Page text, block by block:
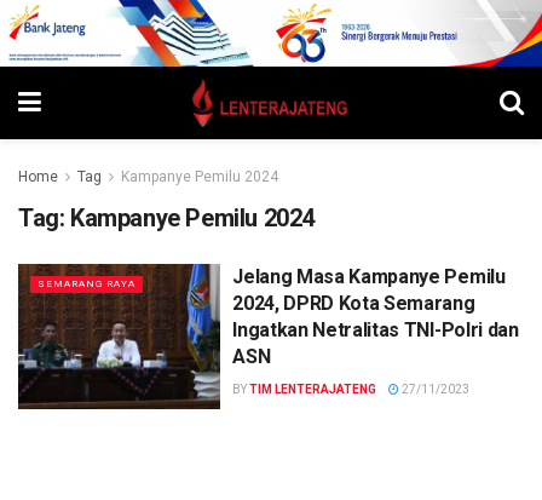
Home Tag Kampanye Pemilu 2024
Tag: Kampanye Pemilu 2024
SEMARANG RAYA
Jelang Masa Kampanye Pemilu
2024, DPRD Kota Semarang
Ingatkan Netralitas TNI-Polri dan
ASN
BYTIM LENTERAJATENG 27/11/2023